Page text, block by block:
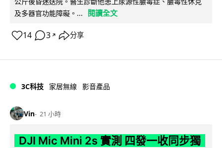
及多器官功能障礙。...
閱讀全文
14 3 ↗ 分享
3C科技 家居無線 影音產品
Vin 21 小時
DJI Mic Mini 2s 實測 四發一收同步獨